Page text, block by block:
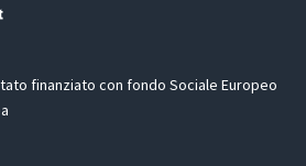
finanziato con fondo Sociale Europeo